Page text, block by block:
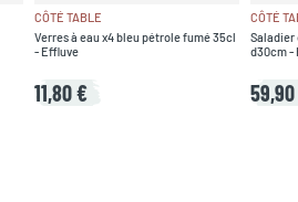
CÔTÉ TABLE
Verres à eau x4 bleu pétrole fumé 35cl
- Effluve
11,80 €
CÔTÉ
Saladier
d30cm -